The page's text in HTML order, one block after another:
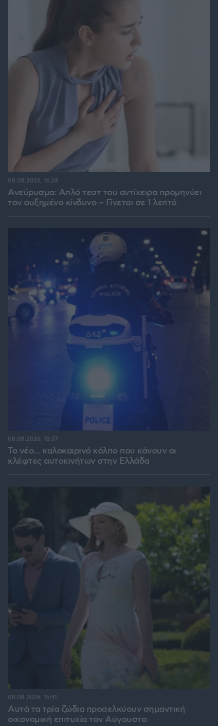
Ανεύρυσμα: Απλό τεστ του αντίχειρα προμηνύει
τον αυξημένο κίνδυνο – Γίνεται σε 1 λεπτό
08.08.2026, 16:24
Το νέο... καλοκαιρινό κόλπο που κάνουν οι
κλέφτες αυτοκινήτων στην Ελλάδα
08.08.2026, 18:57
Αυτά τα τρία ζώδια προσελκύουν σημαντική
οικονομική επιτυχία τον Αύγουστο
08.08.2026, 15:41